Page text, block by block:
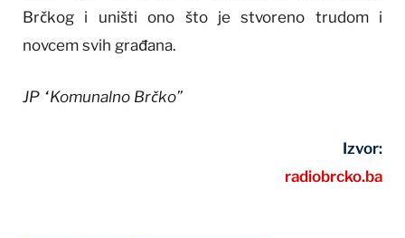
Brčkog i uništi ono što je stvoreno trudom i
novcem svih građana.
JP “Komunalno Brčko”
Izvor:
radiobrcko.ba